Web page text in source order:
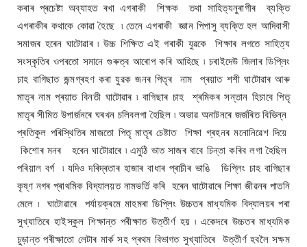
কৰাৰ প্ৰচেষ্টা অব্যাহত ৰখা এগৰাকী শিক্ষক তথা সাহিত্যনুৰাগীৰ ব্যক্তি
এগৰাকীৰ কথাকে কোৱা হৈছে ৷ তেনে এগৰাকী জ্ঞান পিপাসু ব্যক্তি হল আদিবাসী
সমাজৰ হৰেন ঘাটোৱাৰ ৷ উচ্চ শিক্ষিত এই গৰাকী যুৱকে শিক্ষাৰ লগতে সাহিত্য
সংস্কৃতিৰ ওপৰতো সমানে গুৰুত্ব আৰোপ কৰি আহিছে ৷ চৰাইদেউ জিলাৰ ডিপ্লিং
চাহ বাগিছাত জন্মগ্ৰহণ কৰা যুৱক জনৰ পিতৃৰ নাম প্ৰয়াত শশী ঘাটোৱাৰ আৰু
মাতৃৰ নাম প্ৰয়াত বিনতী ঘাটোৱাৰ ৷ বাগিছাৰ চাহ শ্ৰমিকৰ সন্তান হিচাবে পিতৃ
মাতৃৰ সীমিত উপাৰ্জনৰে ঘৰখন চলিবলগা হৈছিল ৷ অভাৱ অনাটনৰে জৰ্জৰিত বিভিন্ন
প্ৰতিকুল পৰিস্থিতিৰ মাজতো পিতৃ মাতৃৰ চেষ্টাত শিক্ষা গ্ৰহনৰ মনোনিৱেশ দিয়ে
কিশোৰ মনৰ হৰেন ঘাটোৱাৰে ৷ এমুঠি ভাত সাজৰ বাবে চিন্তা কৰিব লগা হৈছিল
পৰিয়াল বৰ্গ ৷ যদিও দৰিদ্ৰতাৰ হাজাৰ বাধাৰ প্ৰাচীৰ ভাঙি ডিপ্লিং চাহ বাগিছাৰ
কৃষ্ণ নগৰ প্ৰাথমিক বিদ্যালয়ত নামভৰ্তি কৰি হৰেন ঘাটোৱাৰে শিক্ষা জীৱনৰ পাতনি
মেলে ৷ ঘাটোৱাৰে পৰ্যায়ক্ৰমে মাহমৰা ডিপ্লিং উচ্চতৰ মাধ্যমিক বিদ্যালয়ৰ পৰা
সুখ্যাতিৰে হাইস্কুল শিক্ষান্ত পৰীক্ষাত উত্তীৰ্ণ হয় ৷ একেদৰে উচ্চতৰ মাধ্যমিক
চুড়ান্ত পৰীক্ষাতো লেটাৰ মাৰ্ক সহ প্ৰথম বিভাগত সুখ্যাতিৰে উত্তীৰ্ণ হবলৈ সক্ষম